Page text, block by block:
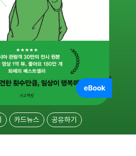
카드뉴스 공유하기